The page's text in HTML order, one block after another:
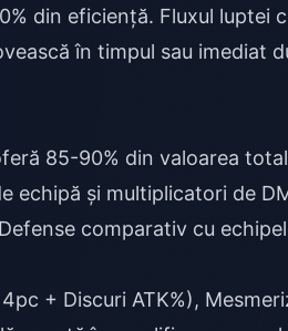
din eficiență. Fluxul luptei
în timpul sau imediat
85-90% din valoarea
echipă și multiplicatori de
comparativ cu
+ Discuri ATK%),